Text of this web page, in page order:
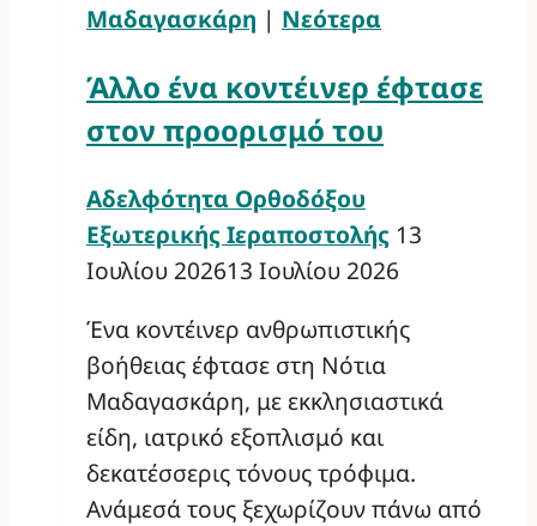
Μαδαγασκάρη | Νεότερα
Άλλο ένα κοντέινερ έφτασε
στον προορισμό του
Αδελφότητα Ορθοδόξου
Εξωτερικής Ιεραποστολής 13
Ιουλίου 202613 Ιουλίου 2026
Ένα κοντέινερ ανθρωπιστικής
βοήθειας έφτασε στη Νότια
Μαδαγασκάρη, με εκκλησιαστικά
είδη, ιατρικό εξοπλισμό και
δεκατέσσερις τόνους τρόφιμα.
Ανάμεσά τους ξεχωρίζουν πάνω από